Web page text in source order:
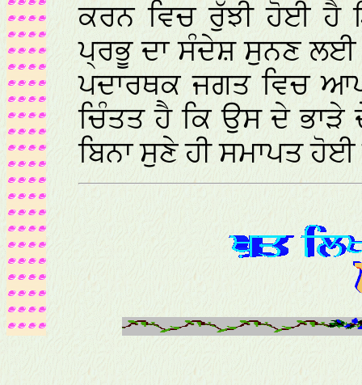
ਕਰਨ ਵਿਚ ਰੁੱਝੀ ਹੋਈ
ਪ੍ਰਭੂ ਦਾ ਸੰਦੇਸ਼ ਸੁਨਣ ਲਈ
ਪਦਾਰਥਕ ਜਗਤ ਵਿਚ
ਚਿੰਤਤ ਹੈ ਕਿ ਉਸ ਦੇ
ਬਿਨਾ ਸੁਣੇ ਹੀ ਸਮਾਪਤ